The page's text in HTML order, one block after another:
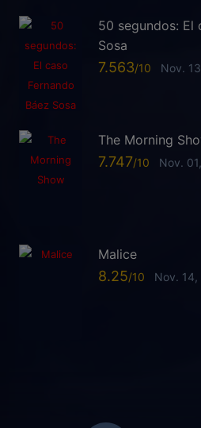
50 segundos: El
Sosa
7.563 Nov.
The Morning
7.747 Nov.
Malice
8.25 Nov. 14,